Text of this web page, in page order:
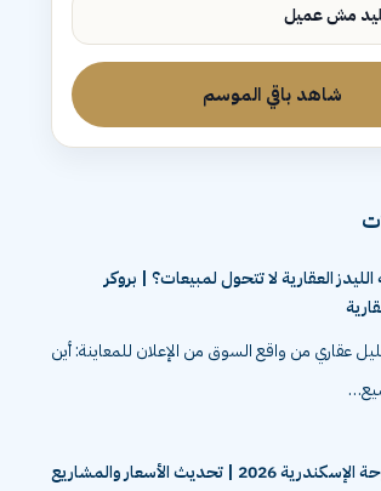
شاهد باقي الموسم
الليدز العقارية لا تتحول لمبيعات؟ | بروكر
عقاري من واقع السوق من الإعلان للمعاينة: أين
2026 | تحديث الأسعار والمشاريع